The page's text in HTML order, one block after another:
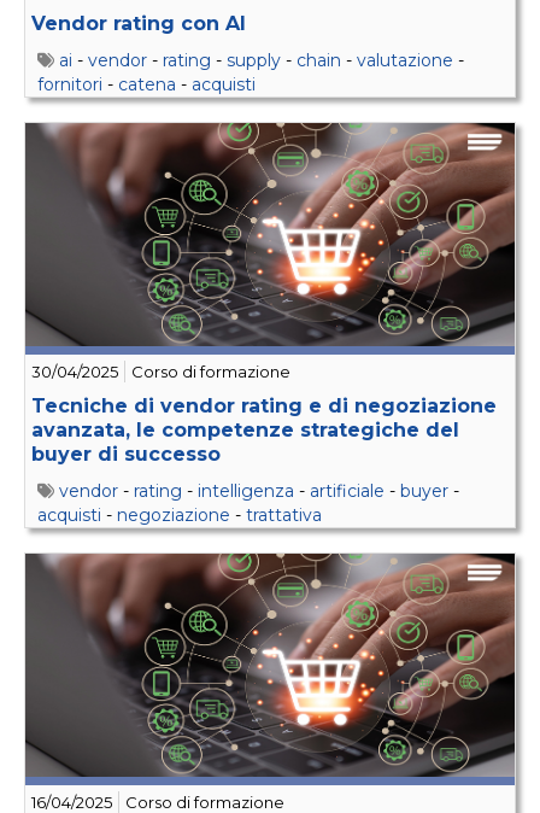
Vendor rating con AI
ai - vendor - rating - supply - chain - valutazione -
fornitori - catena - acquisti
30/04/2025 Corso di formazione
Tecniche di vendor rating e di negoziazione
avanzata, le competenze strategiche del
buyer di successo
vendor - rating - intelligenza - artificiale - buyer -
acquisti - negoziazione - trattativa
16/04/2025 Corso di formazione